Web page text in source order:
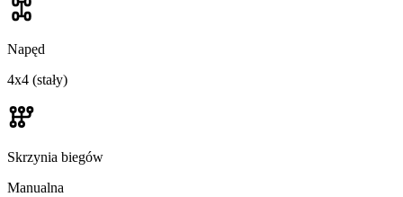
Napęd
4x4 (stały)
Skrzynia biegów
Manualna